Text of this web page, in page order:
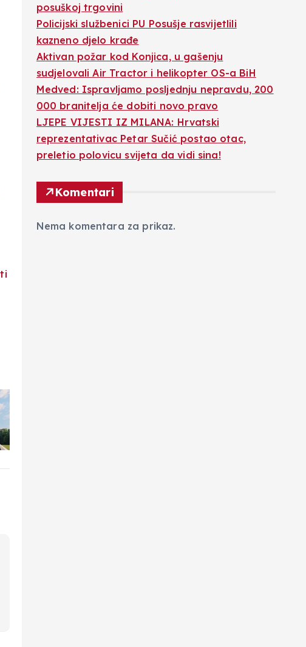
posuškoj trgovini
Policijski službenici PU Posušje rasvijetlili
kazneno djelo krađe
Aktivan požar kod Konjica, u gašenju
sudjelovali Air Tractor i helikopter OS-a BiH
Medved: Ispravljamo posljednju nepravdu, 200
000 branitelja će dobiti novo pravo
LJEPE VIJESTI IZ MILANA: Hrvatski
reprezentativac Petar Sučić postao otac,
preletio polovicu svijeta da vidi sina!
Komentari
Nema komentara za prikaz.